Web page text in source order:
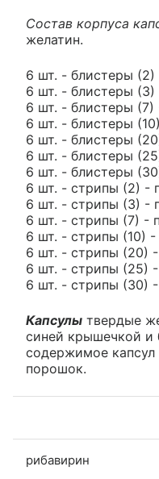
Состав корпуса
желатин.
6 шт. - блистеры (2)
6 шт. - блистеры (3)
6 шт. - блистеры (7)
6 шт. - блистеры
6 шт. - блистеры
6 шт. - блистеры
6 шт. - блистеры
6 шт. - стрипы (2) -
6 шт. - стрипы (3) -
6 шт. - стрипы (7) -
6 шт. - стрипы (10) -
6 шт. - стрипы (20)
6 шт. - стрипы (25)
6 шт. - стрипы (30)
Капсулы твердые
синей крышечкой и
содержимое
порошок.
рибавирин